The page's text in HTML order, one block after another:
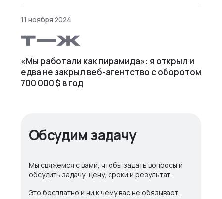
11 ноября 2024
«Мы работали как пирамида»: я открыл и
едва не закрыл веб⁠-⁠агентство с оборотом
700 000 $ в год
Обсудим задачу
Мы свяжемся с вами, чтобы задать вопросы и
обсудить задачу, цену, сроки и результат.
Это бесплатно и ни к чему вас не обязывает.